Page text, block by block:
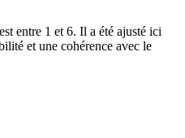
entre 1 et 6. Il a été ajusté ici
et une cohérence avec le